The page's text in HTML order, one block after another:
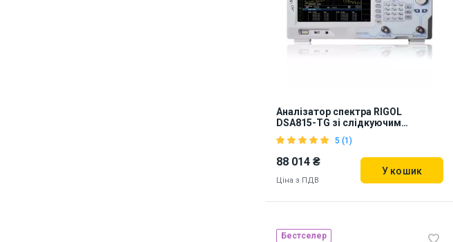
10567
Аналізатор спектра RIGOL
DSA815-TG зі слідкуючим
генератором
5 (1)
88 014 ₴
Ціна з ПДВ
У кошик
Бестселер